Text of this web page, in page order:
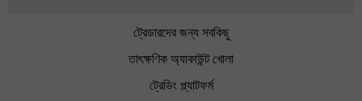
ট্রেডারদের জন্য সবকিছু
তাৎক্ষণিক অ্যাকাউন্ট খোলা
ট্রেডিং প্ল্যাটফর্ম